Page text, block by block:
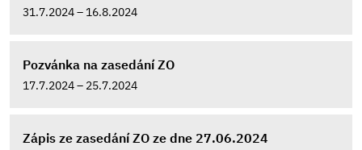
31.7.2024 – 16.8.2024
Pozvánka na zasedání ZO
17.7.2024 – 25.7.2024
Zápis ze zasedání ZO ze dne 27.06.2024